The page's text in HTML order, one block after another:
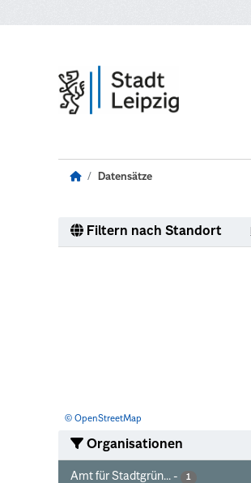
Datensätze
Filtern nach Standort
© OpenStreetMap
Organisationen
Amt für Stadtgrün... - 1